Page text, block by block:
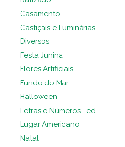
Casamento
Castiçais e Luminárias
Diversos
Festa Junina
Flores Artificiais
Fundo do Mar
Halloween
Letras e Números Led
Lugar Americano
Natal